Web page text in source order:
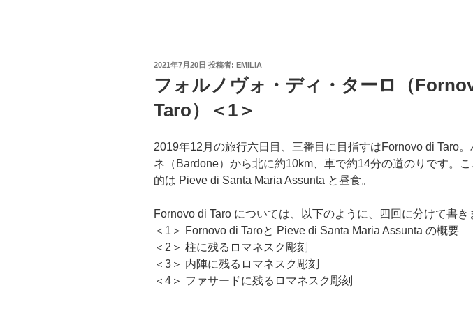
投
日:
2021年7月20日 投稿者: EMILIA
フォルノヴォ・ディ・ターロ（
Taro）＜1＞
2019年12月の旅行六日目、三番目に目指すはFornovo di Taro。
ネ（Bardone）から北に約10km、車で約14分の道のりです。こ
的は Pieve di Santa Maria Assunta と昼食。
Fornovo di Taro については、以下のように、四回に分けて書き
＜1＞ Fornovo di Taroと Pieve di Santa Maria Assunta の概要
＜2＞ 柱に残るロマネスク彫刻
＜3＞ 内陣に残るロマネスク彫刻
＜4＞ ファサードに残るロマネスク彫刻